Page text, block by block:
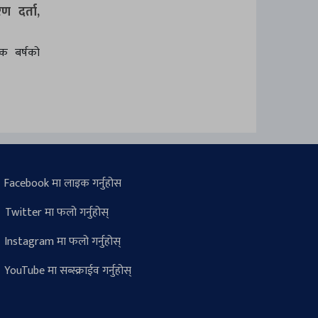
दर्ता,
बर्षको
Facebook मा लाइक गर्नुहोस
Twitter मा फलो गर्नुहोस्
Instagram मा फलो गर्नुहोस्
YouTube मा सब्स्क्राईव गर्नुहोस्